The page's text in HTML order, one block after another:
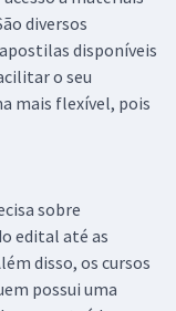
diversos
disponíveis
o seu
mais flexível, pois
sobre
edital até as
disso, os cursos
possui uma